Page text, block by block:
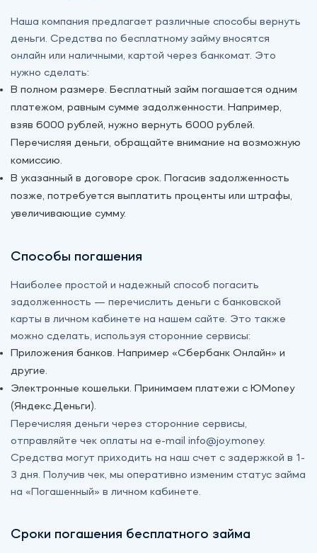
Наша компания предлагает различные способы вернуть
деньги. Средства по бесплатному займу вносятся
онлайн или наличными, картой через банкомат. Это
нужно сделать:
В полном размере. Бесплатный займ погашается одним
платежом, равным сумме задолженности. Например,
взяв 6000 рублей, нужно вернуть 6000 рублей.
Перечисляя деньги, обращайте внимание на возможную
комиссию.
В указанный в договоре срок. Погасив задолженность
позже, потребуется выплатить проценты или штрафы,
увеличивающие сумму.
Способы погашения
Наиболее простой и надежный способ погасить
задолженность — перечислить деньги с банковской
карты в личном кабинете на нашем сайте. Это также
можно сделать, используя сторонние сервисы:
Приложения банков. Например «‎Сбербанк Онлайн» и
другие.
Электронные кошельки. Принимаем платежи с ЮMoney
(Яндекс.Деньги).
Перечисляя деньги через сторонние сервисы,
отправляйте чек оплаты на e-mail info@joy.money.
Средства могут приходить на наш счет с задержкой в 1-
3 дня. Получив чек, мы оперативно изменим статус займа
на «‎Погашенный» в личном кабинете.
Сроки погашения бесплатного займа